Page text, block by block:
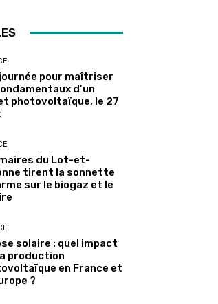
pour maîtriser
d’un
photovoltaïque, le 27
du Lot-et-
tirent la sonnette
sur le biogaz et le
solaire : quel impact
production
en France et
?